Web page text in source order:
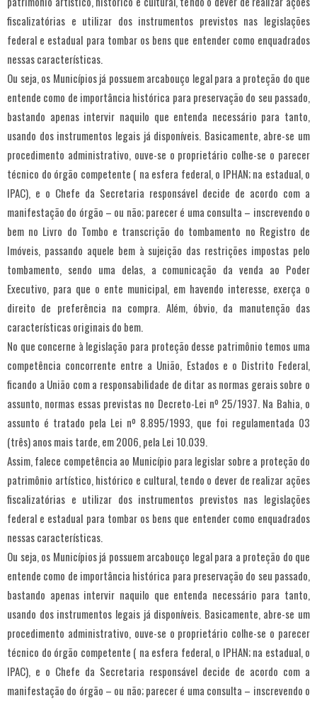
fiscalizatórias e utilizar dos instrumentos previstos nas legislações
federal e estadual para tombar os bens que entender como enquadrados
nessas características.
Ou seja, os Municípios já possuem arcabouço legal para a proteção do que
entende como de importância histórica para preservação do seu passado,
bastando apenas intervir naquilo que entenda necessário para tanto,
usando dos instrumentos legais já disponíveis. Basicamente, abre-se um
procedimento administrativo, ouve-se o proprietário colhe-se o parecer
técnico do órgão competente ( na esfera federal, o IPHAN; na estadual, o
IPAC), e o Chefe da Secretaria responsável decide de acordo com a
manifestação do órgão – ou não; parecer é uma consulta – inscrevendo o
bem no Livro do Tombo e transcrição do tombamento no Registro de
Imóveis, passando aquele bem à sujeição das restrições impostas pelo
tombamento, sendo uma delas, a comunicação da venda ao Poder
Executivo, para que o ente municipal, em havendo interesse, exerça o
direito de preferência na compra. Além, óbvio, da manutenção das
características originais do bem.
No que concerne à legislação para proteção desse patrimônio temos uma
competência concorrente entre a União, Estados e o Distrito Federal,
ficando a União com a responsabilidade de ditar as normas gerais sobre o
assunto, normas essas previstas no Decreto-Lei nº 25/1937. Na Bahia, o
assunto é tratado pela Lei nº 8.895/1993, que foi regulamentada 03
(três) anos mais tarde, em 2006, pela Lei 10.039.
Assim, falece competência ao Município para legislar sobre a proteção do
patrimônio artístico, histórico e cultural, tendo o dever de realizar ações
fiscalizatórias e utilizar dos instrumentos previstos nas legislações
federal e estadual para tombar os bens que entender como enquadrados
nessas características.
Ou seja, os Municípios já possuem arcabouço legal para a proteção do que
entende como de importância histórica para preservação do seu passado,
bastando apenas intervir naquilo que entenda necessário para tanto,
usando dos instrumentos legais já disponíveis. Basicamente, abre-se um
procedimento administrativo, ouve-se o proprietário colhe-se o parecer
técnico do órgão competente ( na esfera federal, o IPHAN; na estadual, o
IPAC), e o Chefe da Secretaria responsável decide de acordo com a
manifestação do órgão – ou não; parecer é uma consulta – inscrevendo o